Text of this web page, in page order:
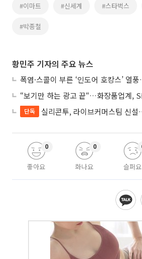
#이마트 #신세계 #스타벅스
#박종철
황민주 기자의 주요 뉴스
단독 실리콘투, 라이브커머스팀 신설…K뷰티 ‘
좋아요
0
화나요
0
슬퍼요